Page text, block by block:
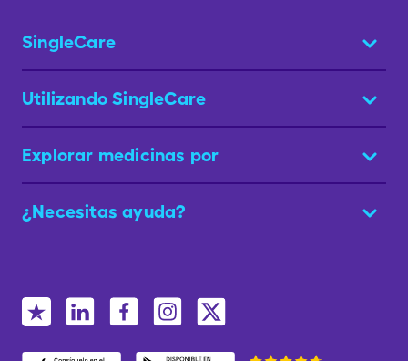
SingleCare
Utilizando SingleCare
Explorar medicinas por
¿Necesitas ayuda?